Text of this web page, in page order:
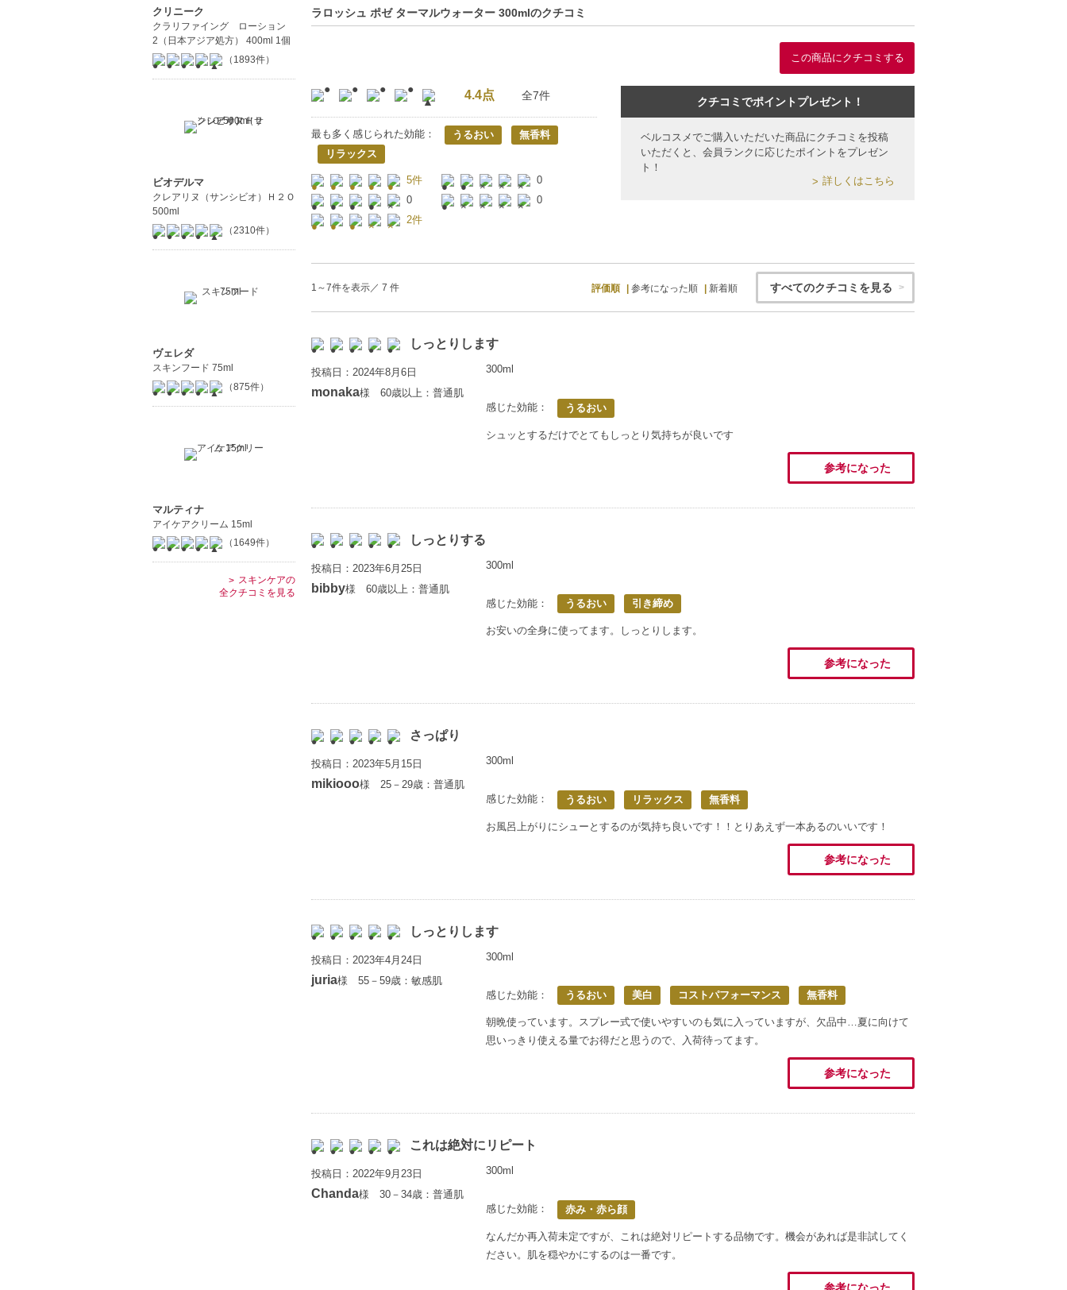
ラロッシュ ポゼ ターマルウォーター 300mlのクチコミ
この商品にクチコミする
4.4点 全7件
最も多く感じられた効能： うるおい
無香料
リラックス
5件
0
0
0
2件
クチコミでポイントプレゼント！
ベルコスメでご購入いただいた商品にクチコミを投稿
いただくと、会員ランクに応じたポイントをプレゼン
ト！
詳しくはこちら
1～7件を表示／ 7 件 評価順 参考になった順 新着順 すべてのクチコミを見る
しっとりします
投稿日：2024年8月6日
monaka様 60歳以上：普通肌
300ml
感じた効能： うるおい
シュッとするだけでとてもしっとり気持ちが良いです
参考になった
しっとりする
投稿日：2023年6月25日
bibby様 60歳以上：普通肌
300ml
感じた効能： うるおい 引き締め
お安いの全身に使ってます。しっとりします。
参考になった
さっぱり
投稿日：2023年5月15日
mikiooo様 25－29歳：普通肌
300ml
感じた効能： うるおい リラックス 無香料
お風呂上がりにシューとするのが気持ち良いです！！とりあえず一本あるのいいです！
参考になった
しっとりします
投稿日：2023年4月24日
juria様 55－59歳：敏感肌
300ml
感じた効能： うるおい 美白 コストパフォーマンス 無香料
朝晩使っています。スプレー式で使いやすいのも気に入っていますが、欠品中…夏に向けて
思いっきり使える量でお得だと思うので、入荷待ってます。
参考になった
これは絶対にリピート
投稿日：2022年9月23日
Chanda様 30－34歳：普通肌
300ml
感じた効能： 赤み・赤ら顔
なんだか再入荷未定ですが、これは絶対リピートする品物です。機会があれば是非試してく
ださい。肌を穏やかにするのは一番です。
クリニーク
クラリファイング ローション
2（日本アジア処方） 400ml 1個
（1893件）
ビオデルマ
クレアリヌ（サンシビオ）Ｈ２Ｏ
500ml
（2310件）
ヴェレダ
スキンフード 75ml
（875件）
マルティナ
アイケアクリーム 15ml
（1649件）
スキンケアの
全クチコミを見る